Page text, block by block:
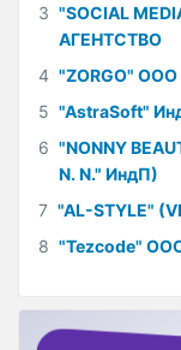
3 "SOCIAL
АГЕНТСТВО
4 "ZORGO" ООО
5 "AstraSoft"
6 "NONNY
N. N." ИндП)
7 "AL-STYLE"
8 "Tezcode"